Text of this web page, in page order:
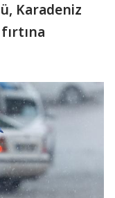
Karadeniz